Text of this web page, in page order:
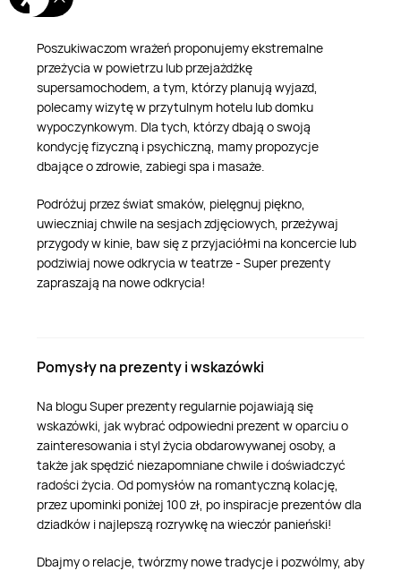
nich.
Poszukiwaczom wrażeń proponujemy ekstremalne
przeżycia w powietrzu lub przejażdżkę
supersamochodem, a tym, którzy planują wyjazd,
polecamy wizytę w przytulnym hotelu lub domku
wypoczynkowym. Dla tych, którzy dbają o swoją
kondycję fizyczną i psychiczną, mamy propozycje
dbające o zdrowie, zabiegi spa i masaże.
Podróżuj przez świat smaków, pielęgnuj piękno,
uwieczniaj chwile na sesjach zdjęciowych, przeżywaj
przygody w kinie, baw się z przyjaciółmi na koncercie lub
podziwiaj nowe odkrycia w teatrze - Super prezenty
zapraszają na nowe odkrycia!
Pomysły na prezenty i wskazówki
Na blogu Super prezenty regularnie pojawiają się
wskazówki, jak wybrać odpowiedni prezent w oparciu o
zainteresowania i styl życia obdarowywanej osoby, a
także jak spędzić niezapomniane chwile i doświadczyć
radości życia. Od pomysłów na romantyczną kolację,
przez upominki poniżej 100 zł, po inspiracje prezentów dla
dziadków i najlepszą rozrywkę na wieczór panieński!
Dbajmy o relacje, twórzmy nowe tradycje i pozwólmy, aby